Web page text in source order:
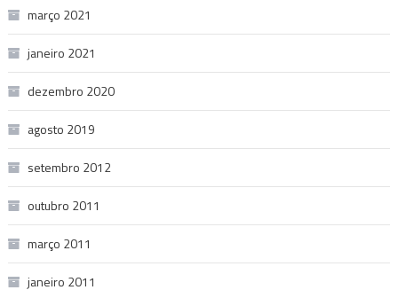
março 2021
janeiro 2021
dezembro 2020
agosto 2019
setembro 2012
outubro 2011
março 2011
janeiro 2011